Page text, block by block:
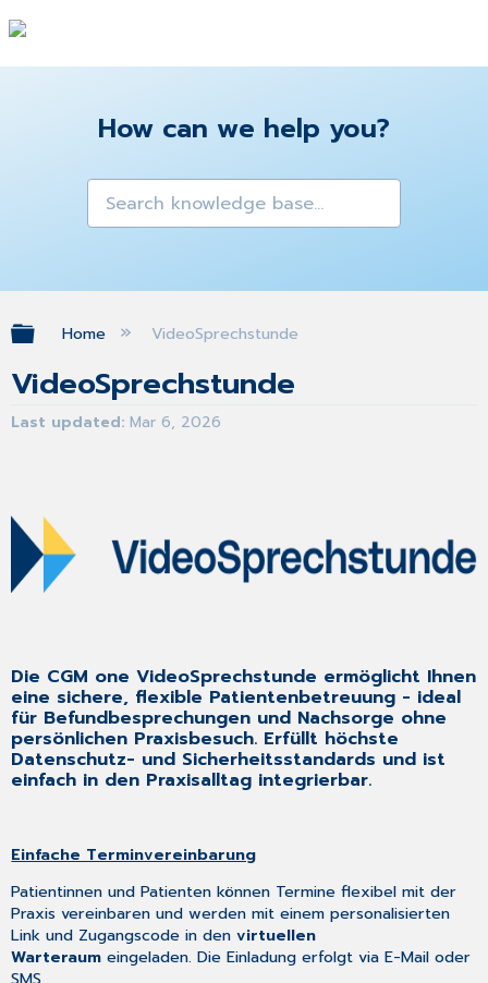
How can we help you?
Expand/collapse global hierarchy
Home VideoSprechstunde
VideoSprechstunde
Last updated Mar 6, 2026
Die CGM one VideoSprechstunde ermöglicht Ihnen
eine sichere, flexible Patientenbetreuung - ideal
für Befundbesprechungen und Nachsorge ohne
persönlichen Praxisbesuch. Erfüllt höchste
Datenschutz- und Sicherheitsstandards und ist
einfach in den Praxisalltag integrierbar.
Einfache Terminvereinbarung
Patientinnen und Patienten können Termine flexibel mit der
Praxis vereinbaren und werden mit einem personalisierten
Link und Zugangscode in denvirtuellen
Warteraum eingeladen. Die Einladung erfolgt via E-Mail oder